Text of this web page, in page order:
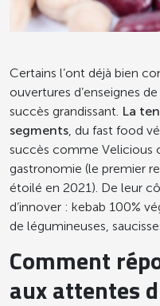
Certains l’ont déjà bien
ouvertures d’enseignes
succès grandissant. La
segments , du fast food
succès comme Velicious
gastronomie (le premier
étoilé en 2021). De leur
d’innover : kebab 100%
de légumineuses,
Comment
aux attentes